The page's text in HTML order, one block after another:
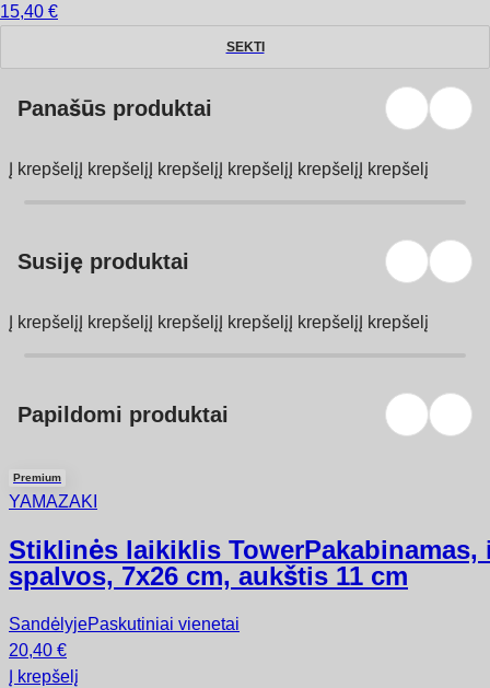
15,40 €
SEKTI
Panašūs produktai
Į krepšelįĮ krepšelįĮ krepšelįĮ krepšelįĮ krepšelįĮ krepšelį
Susiję produktai
Į krepšelįĮ krepšelįĮ krepšelįĮ krepšelįĮ krepšelįĮ krepšelį
Papildomi produktai
Premium
YAMAZAKI
Stiklinės laikiklis Tower
spalvos, 7x26 cm, aukštis 11 cm
SandėlyjePaskutiniai vienetai
20,40 €
Į krepšelį